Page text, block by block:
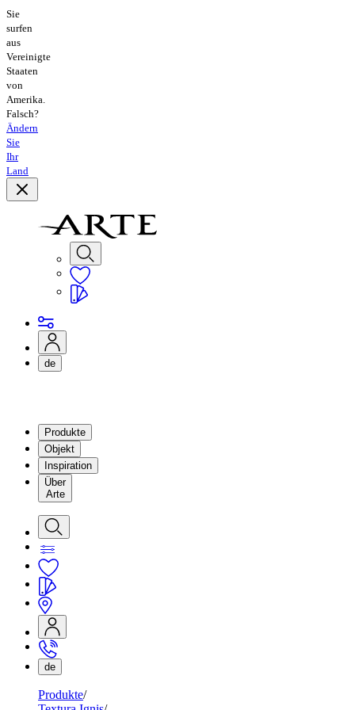
Sie
surfen
aus
Vereinigte
Staaten
von
Amerika.
Falsch?
Ändern
Sie
Ihr
Land
de
Produkte
Objekt
Inspiration
Über
Arte
de
Produkte